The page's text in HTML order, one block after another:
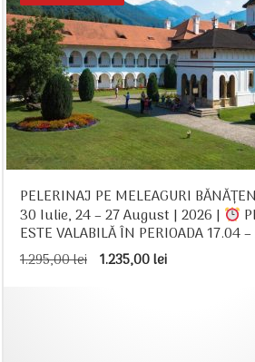
PELERINAJ PE MELEAGURI
30 Iulie, 24 – 27 August | 2026 |
ESTE VALABILĂ ÎN PERIOADA 17.04
1.295,00lei Prețul
1.235,00leiPrețul